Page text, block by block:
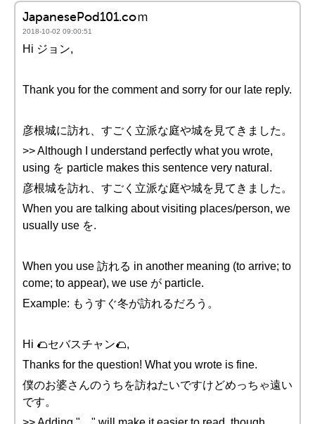
JapanesePod101.coｍ
2018-10-02 09:00:51
Hi ジョン,
Thank you for the comment and sorry for our late reply.
彦根城に訪れ、すごく立派な庭や城を見てきました。
>> Although I understand perfectly what you wrote,
using を particle makes this sentence very natural.
彦根城を訪れ、すごく立派な庭や城を見てきました。
When you are talking about visiting places/person, we
usually use を.
When you use 訪れる in another meaning (to arrive; to
come; to appear), we use が particle.
Example: もうすぐ冬が訪れるだろう。
Hi 🌮セバスチャン🌮,
Thanks for the question! What you wrote is fine.
僕のお婆さんのうちを訪ねたいですけどめっちゃ遠い
です。